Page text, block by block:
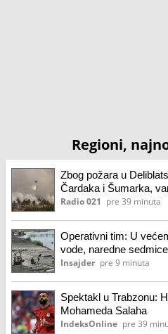
Regioni,
Zbog požara u
Čardaka i Šumarka,
opštine Kovin
Radio 021 pre 39 minuta
Operativni tim: U
vode, naredne
Insajder pre 9 minuta
Spektakl u Trabzonu:
Mohameda Salaha
IndeksOnline pre 39